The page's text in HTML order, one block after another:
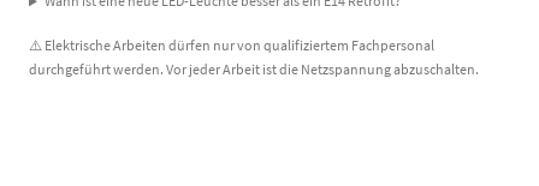
⚠️ Elektrische Arbeiten dürfen nur von qualifiziertem Fachpersonal
durchgeführt werden. Vor jeder Arbeit ist die Netzspannung abzuschalten.